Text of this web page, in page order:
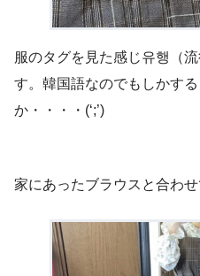
服のタグを見た感じ유행（
す。韓国語なのでもしかす
か・・・・(‘;’)
家にあったブラウスと合わせ